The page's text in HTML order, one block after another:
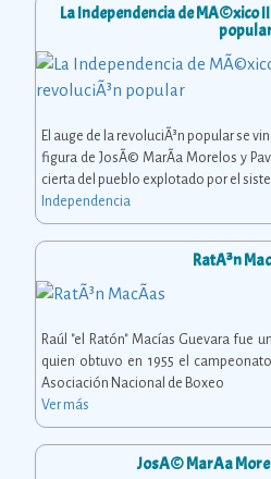
La Independencia de MÃ©xico
El auge de la revoluciÃ³n popular se
figura de JosÃ© MarÃ­a Morelos y
cierta del pueblo explotado por el
Independencia
RatÃ³n
Raúl "el Ratón" Macías Guevara fue
quien obtuvo en 1955 el
Asociación Nacional de Boxeo
Ver más
JosÃ© MarÃ­a